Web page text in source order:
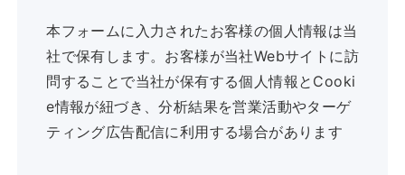
本フォームに入力されたお客様の個人情報は当
社で保有します。お客様が当社Webサイトに訪
問することで当社が保有する個人情報とCooki
e情報が紐づき、分析結果を営業活動やターゲ
ティング広告配信に利用する場合があります